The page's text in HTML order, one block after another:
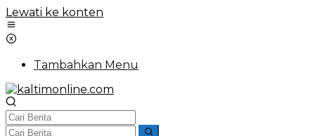
Lewati ke konten
Tambahkan Menu